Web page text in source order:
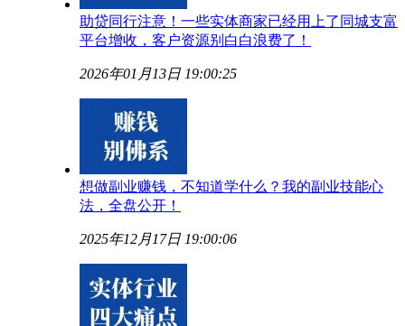
助贷同行注意！一些实体商家已经用上了同城支富
平台增收，客户资源别白白浪费了！
2026年01月13日 19:00:25
想做副业赚钱，不知道学什么？我的副业技能心
法，全盘公开！
2025年12月17日 19:00:06